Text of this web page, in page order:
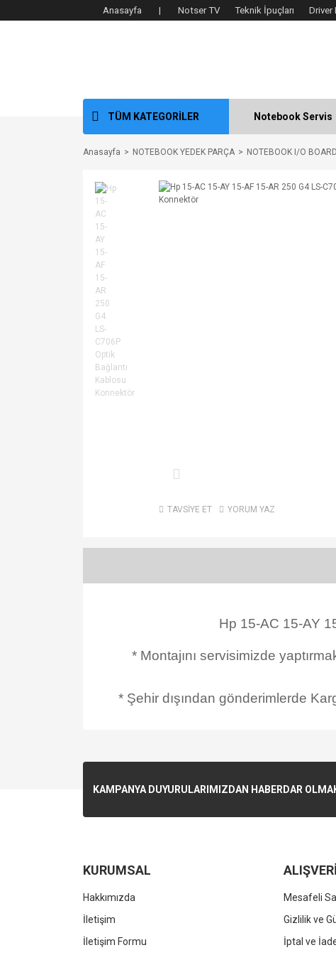
Anasayfa | Notser TV Teknik İpuçları Driver
TÜM KATEGORİLER Notebook Servis
Anasayfa NOTEBOOK YEDEK PARÇA NOTEBOOK I/O BOARD
TAVSİYE ET YORUM YAZ
Hp 15-AC 15-AY
* Montajını servisimizde
* Şehir dışından gönderimlerde
KAMPANYA DUYURULARIMIZDAN HABERDAR
KURUMSAL
Hakkımızda
İletişim
İletişim Formu
Mesafeli
Gizlilik ve
İptal ve